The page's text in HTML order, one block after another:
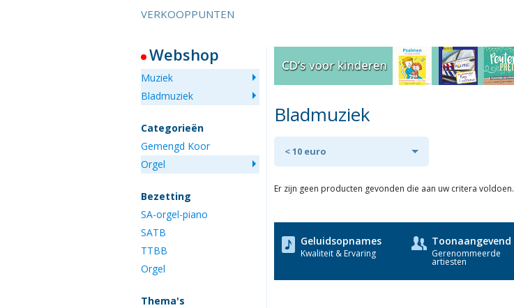
VERKOOPPUNTEN
Webshop
Muziek
Bladmuziek
Categorieën
Gemengd Koor
Orgel
Bezetting
SA-orgel-piano
SATB
TTBB
Orgel
Thema's
Bladmuziek
< 10 euro
Er zijn geen producten gevonden die aan uw critera voldoen.
Geluidsopnames
Kwaliteit & Ervaring
Toonaangevend
Gerenommeerde
artiesten